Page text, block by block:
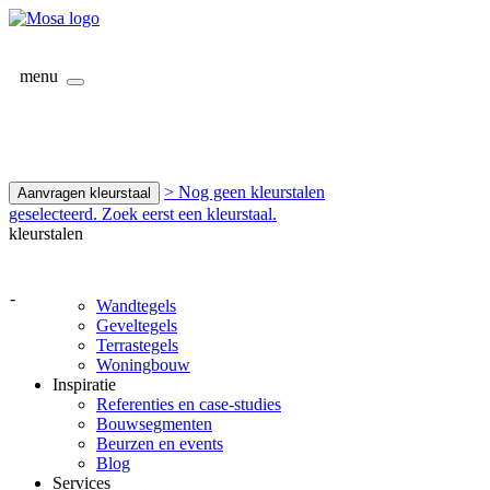
menu
Aanvragen kleurstaal
> Nog geen kleurstalen
geselecteerd. Zoek eerst een kleurstaal.
kleurstalen
-
Wandtegels
Geveltegels
Terrastegels
Woningbouw
Inspiratie
Referenties en case-studies
Bouwsegmenten
Beurzen en events
Blog
Services